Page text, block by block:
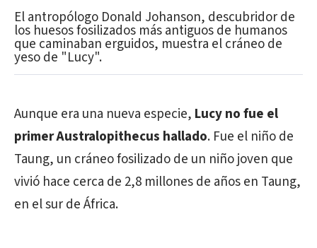
El antropólogo Donald Johanson, descubridor de
los huesos fosilizados más antiguos de humanos
que caminaban erguidos, muestra el cráneo de
yeso de "Lucy".
Aunque era una nueva especie, Lucy no fue el
primer Australopithecus hallado. Fue el niño de
Taung, un cráneo fosilizado de un niño joven que
vivió hace cerca de 2,8 millones de años en Taung,
en el sur de África.